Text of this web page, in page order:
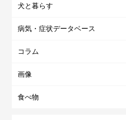
犬と暮らす
病気・症状データベース
コラム
画像
食べ物